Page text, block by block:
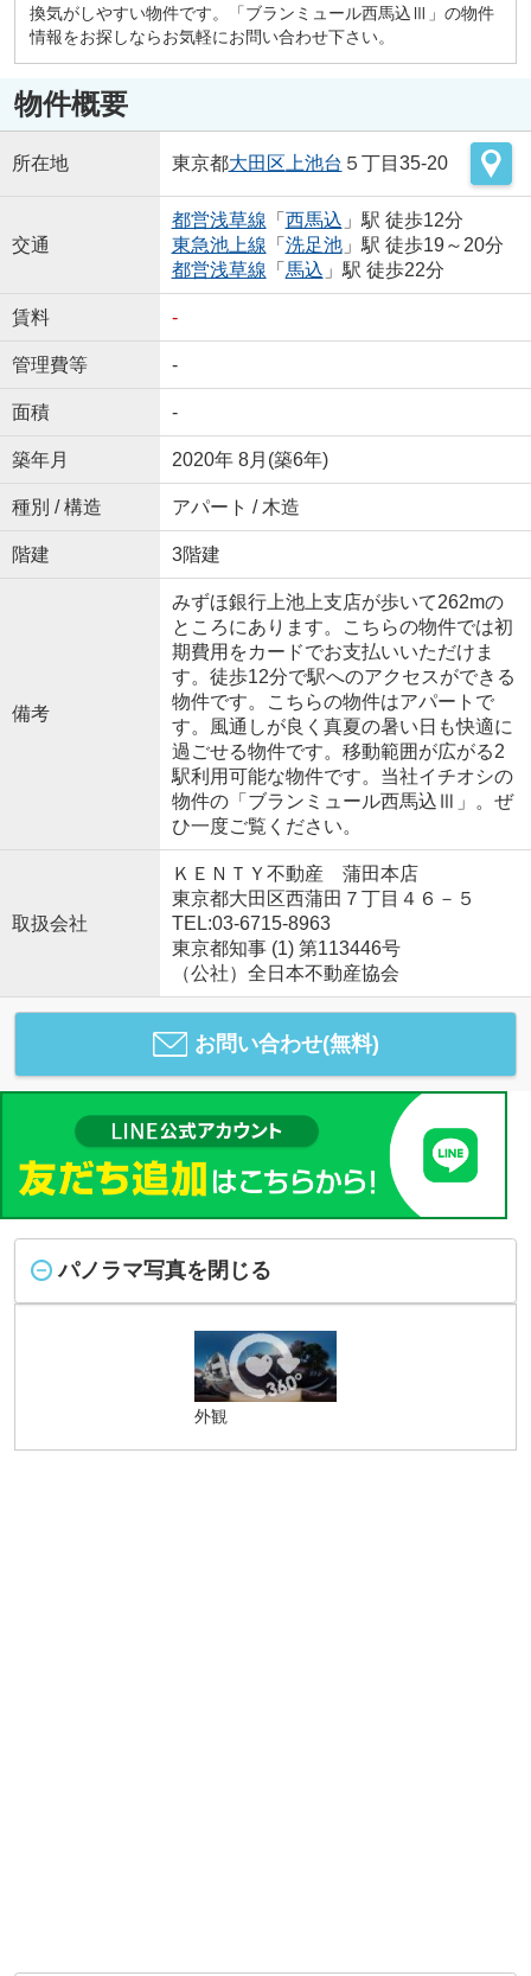
換気がしやすい物件です。「ブランミュール西馬込Ⅲ」の物件
情報をお探しならお気軽にお問い合わせ下さい。
物件概要
所在地 東京都大田区上池台 ５丁目35-20
交通
都営浅草線 「 西馬込 」駅 徒歩12分
東急池上線 「 洗足池」駅 徒歩19～20分
都営浅草線 「 馬込 」駅 徒歩22分
賃料 -
管理費等 -
面積 -
築年月 2020年 8月(築6年)
種別 / 構造 アパート / 木造
階建 3階建
備考
みずほ銀行上池上支店が歩いて262mの
ところにあります。こちらの物件では初
期費用をカードでお支払いいただけま
す。徒歩12分で駅へのアクセスができる
物件です。こちらの物件はアパートで
す。風通しが良く真夏の暑い日も快適に
過ごせる物件です。移動範囲が広がる2
駅利用可能な物件です。当社イチオシの
物件の「ブランミュール西馬込Ⅲ」。ぜ
ひ一度ご覧ください。
取扱会社
ＫＥＮＴＹ不動産 蒲田本店
東京都大田区西蒲田７丁目４６－５
TEL:03-6715-8963
東京都知事 (1) 第113446号
（公社）全日本不動産協会
お問い合わせ(無料)
パノラマ写真を閉じる
外観